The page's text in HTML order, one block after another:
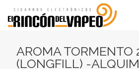
AROMA TORMENTO
(LONGFILL) -